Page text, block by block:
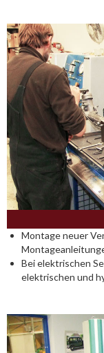
Montage neuer
Bei elektrischen
elektrischen und